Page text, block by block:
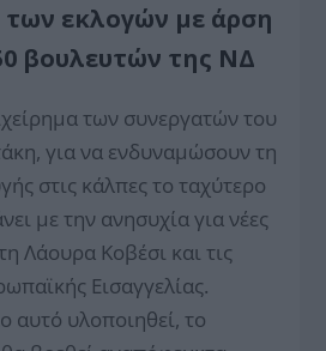
εκλογών με άρση
βουλευτών της ΝΔ
των συνεργατών του
για να ενδυναμώσουν τη
στις κάλπες το ταχύτερο
με την ανησυχία για νέες
Λάουρα Κοβέσι και τις
Εισαγγελίας.
αυτό υλοποιηθεί, το